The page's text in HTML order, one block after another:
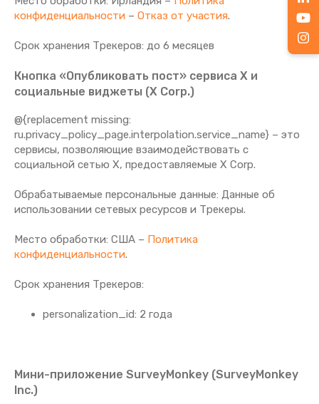
конфиденциальности – Отказ от участия.
Срок хранения Tрекеров: до 6 месяцев
Кнопка «Опубликовать пост» сервиса X и
социальные виджеты (X Corp.)
@{replacement missing:
ru.privacy_policy_page.interpolation.service_name} – это
сервисы, позволяющие взаимодействовать с
социальной сетью X, предоставляемые X Corp.
Обрабатываемые персональные данные: Данные об
использовании сетевых ресурсов и Трекеры.
Место обработки: США – Политика
конфиденциальности.
Срок хранения Tрекеров:
personalization_id: 2 года
Мини-приложение SurveyMonkey (SurveyMonkey
Inc.)